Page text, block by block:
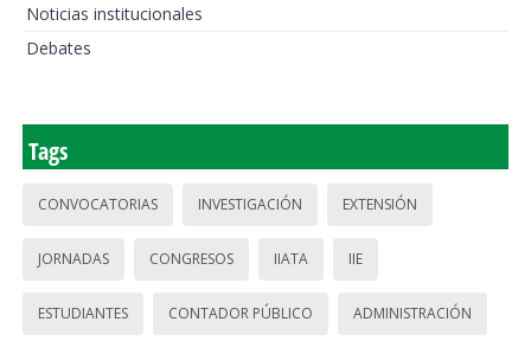
Noticias institucionales
Debates
Tags
CONVOCATORIAS INVESTIGACIÓN EXTENSIÓN
JORNADAS CONGRESOS IIATA IIE
ESTUDIANTES CONTADOR PÚBLICO ADMINISTRACIÓN